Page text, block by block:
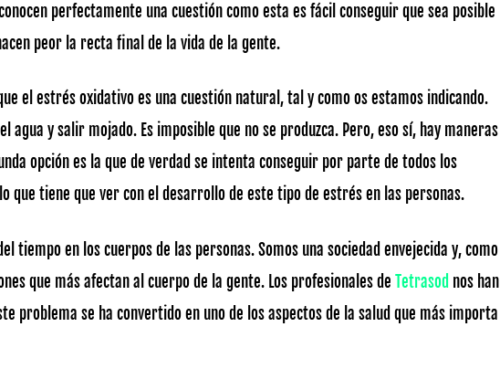
perfectamente una cuestión como esta es fácil conseguir que sea posible
peor la recta final de la vida de la gente.
el estrés oxidativo es una cuestión natural, tal y como os estamos indicando.
y salir mojado. Es imposible que no se produzca. Pero, eso sí, hay maneras
opción es la que de verdad se intenta conseguir por parte de todos los
tiene que ver con el desarrollo de este tipo de estrés en las personas.
tiempo en los cuerpos de las personas. Somos una sociedad envejecida y, como
que más afectan al cuerpo de la gente. Los profesionales de Tetrasod nos han
problema se ha convertido en uno de los aspectos de la salud que más importa